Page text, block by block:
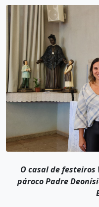
O casal de festeiros
pároco Padre